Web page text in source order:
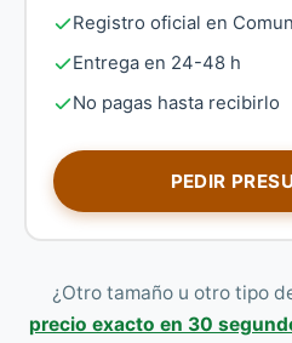
Registro oficial en
Entrega en 24-48 h
No pagas hasta recibirlo
PEDIR
¿Otro tamaño u otro tipo
precio exacto en 30